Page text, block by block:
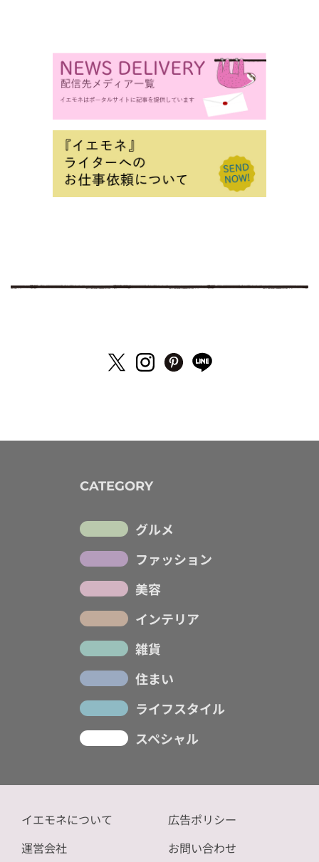
CATEGORY
グルメ
ファッション
美容
インテリア
雑貨
住まい
ライフスタイル
スペシャル
イエモネについて
運営会社
広告ポリシー
お問い合わせ